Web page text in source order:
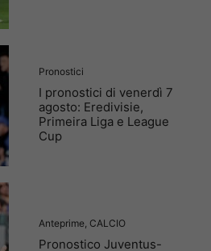
Pronostici
I pronostici di venerdì 7
agosto: Eredivisie,
Primeira Liga e League
Cup
Anteprime CALCIO
Pronostico Juventus-